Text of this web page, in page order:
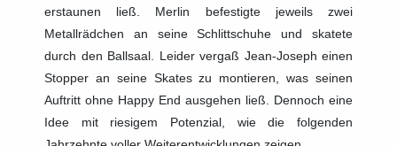
erstaunen ließ. Merlin befestigte jeweils zwei
Metallrädchen an seine Schlittschuhe und skatete
durch den Ballsaal. Leider vergaß Jean-Joseph einen
Stopper an seine Skates zu montieren, was seinen
Auftritt ohne Happy End ausgehen ließ. Dennoch eine
Idee mit riesigem Potenzial, wie die folgenden